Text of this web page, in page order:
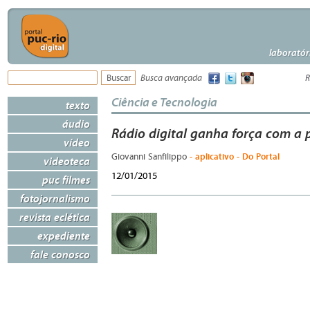
Busca avançada
texto
áudio
vídeo
videoteca
puc filmes
fotojornalismo
revista eclética
expediente
fale conosco
Ciência e Tecnologia
Rádio digital ganha força com a
Giovanni Sanfilippo - aplicativo - Do Portal
12/01/2015